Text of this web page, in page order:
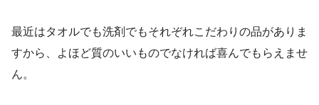
最近はタオルでも洗剤でもそれぞれこだわりの品がありま
すから、よほど質のいいものでなければ喜んでもらえませ
ん。